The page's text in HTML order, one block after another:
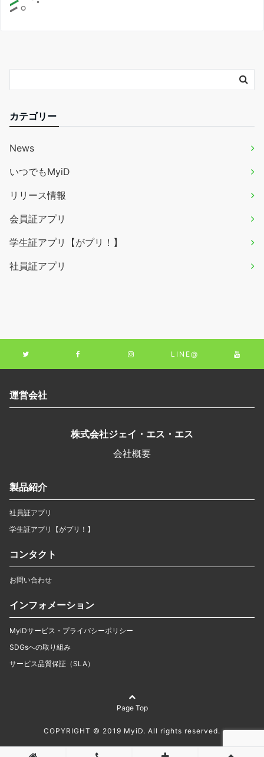
カテゴリー
News
いつでもMyiD
リリース情報
会員証アプリ
学生証アプリ【がプリ！】
社員証アプリ
LINE@
運営会社
株式会社ジェイ・エス・エス
会社概要
製品紹介
社員証アプリ
学生証アプリ【がプリ！】
コンタクト
お問い合わせ
インフォメーション
MyiDサービス・プライバシーポリシー
SDGsへの取り組み
サービス品質保証（SLA）
Page Top
COPYRIGHT © 2019 MyiD. All rights reserved.